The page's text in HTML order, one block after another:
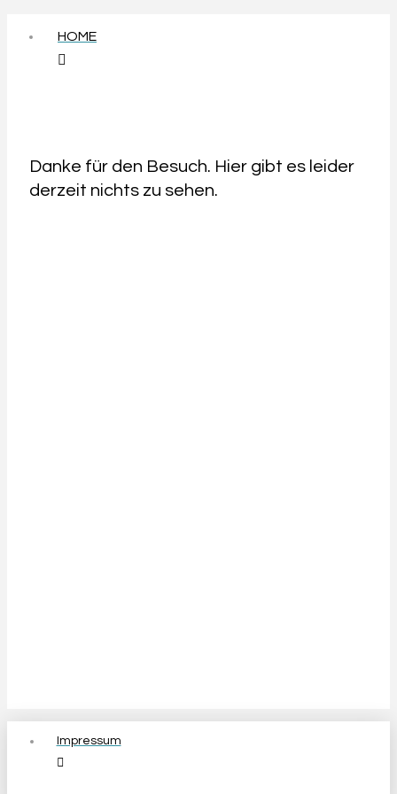
HOME
Danke für den Besuch. Hier gibt es leider
derzeit nichts zu sehen.
Impressum